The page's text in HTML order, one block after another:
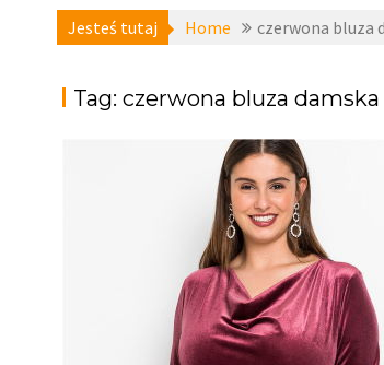
Jesteś tutaj Home czerwona bluza
Tag: czerwona bluza damska